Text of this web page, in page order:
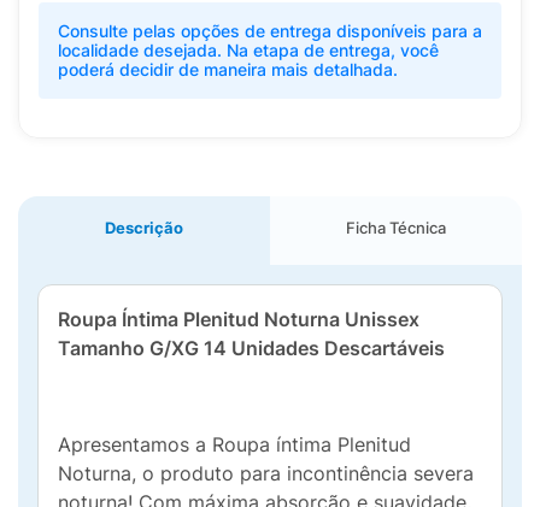
Consulte pelas opções de entrega disponíveis para a
localidade desejada. Na etapa de entrega, você
poderá decidir de maneira mais detalhada.
Descrição Ficha Técnica
Roupa Íntima Plenitud Noturna Unissex
Tamanho G/XG 14 Unidades Descartáveis
Apresentamos a Roupa íntima Plenitud
Noturna, o produto para incontinência severa
noturna! Com máxima absorção e suavidade,